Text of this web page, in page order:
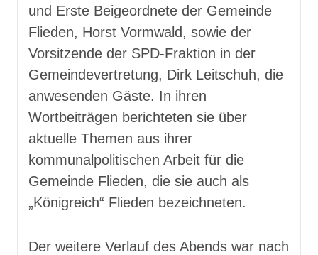
und Erste Beigeordnete der Gemeinde
Flieden, Horst Vormwald, sowie der
Vorsitzende der SPD-Fraktion in der
Gemeindevertretung, Dirk Leitschuh, die
anwesenden Gäste. In ihren
Wortbeiträgen berichteten sie über
aktuelle Themen aus ihrer
kommunalpolitischen Arbeit für die
Gemeinde Flieden, die sie auch als
„Königreich“ Flieden bezeichneten.
Der weitere Verlauf des Abends war nach